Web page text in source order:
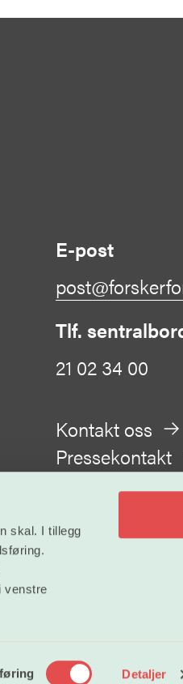
skal. I tillegg
venstre
Detaljer
E-post
Tlf.
21 02 34 00
Kontakt oss
Pressekontakt